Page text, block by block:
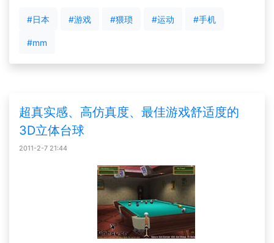
#日本 #游戏 #猥琐 #运动 #手机
#mm
超真实感、高仿真度、最佳游戏舒适度的
3D立体台球
2011-2-7 21:44